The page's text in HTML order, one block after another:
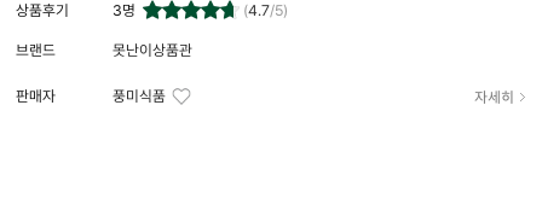
상품후기 3명 (4.7/5)
브랜드 못난이상품관
판매자 풍미식품 자세히